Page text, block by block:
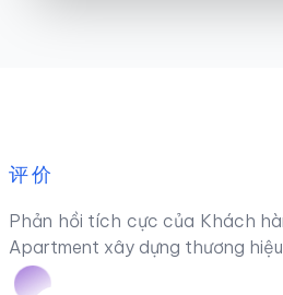
评价
Phản hồi tích cực của Khách
Apartment xây dựng thương